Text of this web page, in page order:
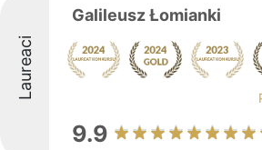
Laureaci
Galileusz Łomianki
9.9